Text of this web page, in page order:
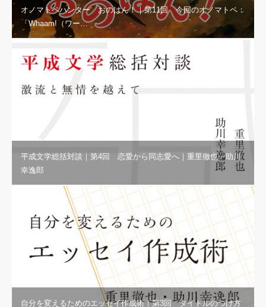
オノマトペハンター おのはん！｜第11回 今回のオノマトペ：
「Whaam!（ワー…
平成文学総括対談｜第4回 恋愛から同志愛へ｜重里徹也・助川
幸逸郎
自分を変えるためのエッセイ作成術｜第3回 タイトルのつけ方